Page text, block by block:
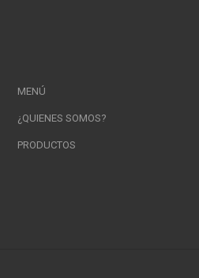
MENÚ
¿QUIENES SOMOS?
PRODUCTOS